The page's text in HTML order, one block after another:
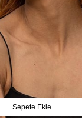
Sepete Ekle